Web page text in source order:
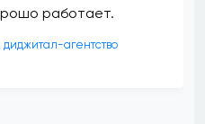
работает.
диджитал-агентство